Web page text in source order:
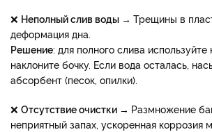
❌ Неполный слив воды → Трещины в
деформация дна.
Решение: для полного слива используйте
наклоните бочку. Если вода осталась,
абсорбент (песок, опилки).
❌ Отсутствие очистки → Размножение
неприятный запах, ускоренная коррозия